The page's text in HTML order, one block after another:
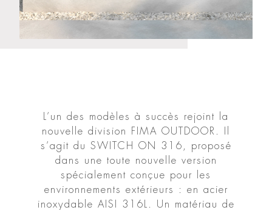
L’un des modèles à succès rejoint la
nouvelle division FIMA OUTDOOR. Il
s’agit du SWITCH ON 316, proposé
dans une toute nouvelle version
spécialement conçue pour les
environnements extérieurs : en acier
inoxydable AISI 316L. Un matériau de